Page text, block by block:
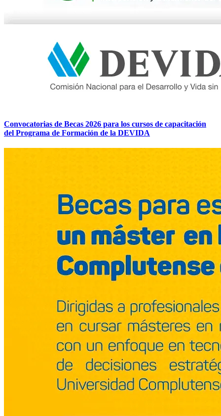
Convocatorias de Becas 2026 para los cursos de capacitación
del Programa de Formación de la DEVIDA